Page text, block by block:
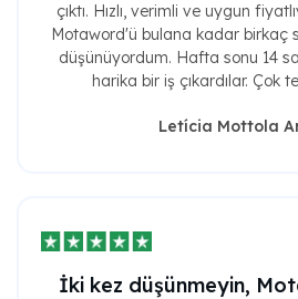
çıktı. Hızlı, verimli ve uygun
Motaword'ü bulana kadar birkaç
düşünüyordum. Hafta sonu 14
harika bir iş çıkardılar. Çok
Letícia Mottola
İki kez düşünmeyin,